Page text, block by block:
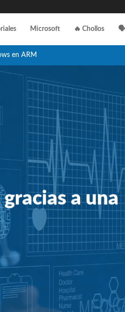
Microsoft 🔥 Chollos 🗣️
en ARM
a una